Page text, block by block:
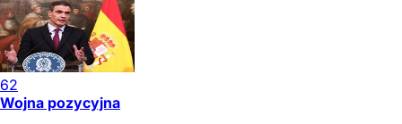
62
Wojna pozycyjna